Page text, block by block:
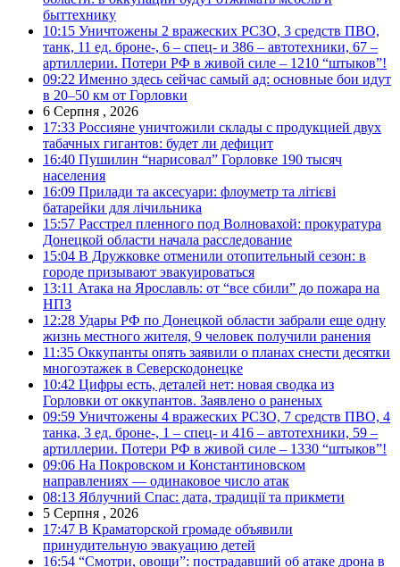
быттехнику
10:15 Уничтожены 2 вражеских РСЗО, 3 средств ПВО,
танк, 11 ед. броне-, 6 – спец- и 386 – автотехники, 67 –
артиллерии. Потери РФ в живой силе – 1210 “штыков”!
09:22 Именно здесь сейчас самый ад: основные бои идут
в 20–50 км от Горловки
6 Серпня , 2026
17:33 Россияне уничтожили склады с продукцией двух
табачных гигантов: будет ли дефицит
16:40 Пушилин “нарисовал” Горловке 190 тысяч
населения
16:09 Прилади та аксесуари: флоуметр та літієві
батарейки для лічильника
15:57 Расстрел пленного под Волновахой: прокуратура
Донецкой области начала расследование
15:04 В Дружковке отменили отопительный сезон: в
городе призывают эвакуироваться
13:11 Атака на Ярославль: от “все сбили” до пожара на
НПЗ
12:28 Удары РФ по Донецкой области забрали еще одну
жизнь местного жителя, 9 человек получили ранения
11:35 Оккупанты опять заявили о планах снести десятки
многоэтажек в Северскодонецке
10:42 Цифры есть, деталей нет: новая сводка из
Горловки от оккупантов. Заявлено о раненых
09:59 Уничтожены 4 вражеских РСЗО, 7 средств ПВО, 4
танка, 3 ед. броне-, 1 – спец- и 416 – автотехники, 59 –
артиллерии. Потери РФ в живой силе – 1330 “штыков”!
09:06 На Покровском и Константиновском
направлениях — одинаковое число атак
08:13 Яблучний Спас: дата, традиції та прикмети
5 Серпня , 2026
17:47 В Краматорской громаде объявили
принудительную эвакуацию детей
16:54 “Смотри, овощи”: пострадавший об атаке дрона в